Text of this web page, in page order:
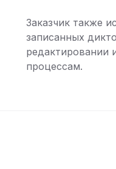
Заказчик также
записанных
редактировании
процессам.